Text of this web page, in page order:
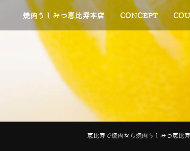
焼肉うしみつ恵比寿本店 CONCEPT
恵比寿で焼肉なら焼肉うしみつ恵比